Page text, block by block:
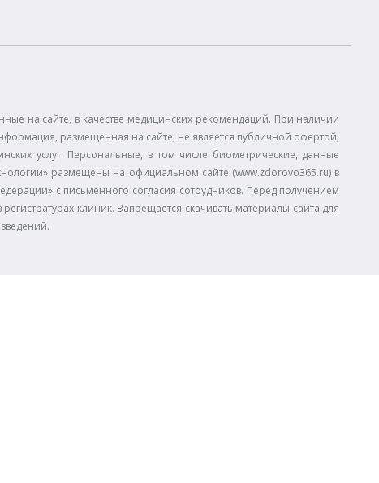
на сайте, в качестве медицинских рекомендаций. При наличии
размещенная на сайте, не является публичной офертой,
услуг. Персональные, в том числе биометрические, данные
размещены на официальном сайте (www.zdorovo365.ru) в
с письменного согласия сотрудников. Перед получением
клиник. Запрещается скачивать материалы сайта для